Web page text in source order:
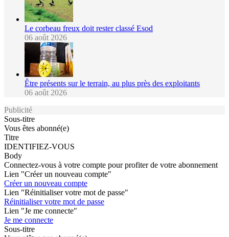
Le corbeau freux doit rester classé Esod
06 août 2026
Être présents sur le terrain, au plus près des exploitants
06 août 2026
Publicité
Sous-titre
Vous êtes abonné(e)
Titre
IDENTIFIEZ-VOUS
Body
Connectez-vous à votre compte pour profiter de votre abonnement
Lien "Créer un nouveau compte"
Créer un nouveau compte
Lien "Réinitialiser votre mot de passe"
Réinitialiser votre mot de passe
Lien "Je me connecte"
Je me connecte
Sous-titre